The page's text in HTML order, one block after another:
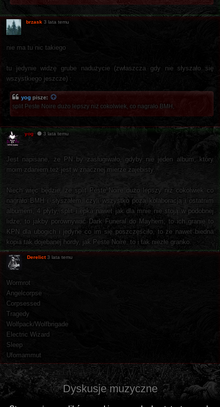
brzask 3 lata temu
nie ma tu nic takiego
tu jedynie widzę grube nadużycie (zwłaszcza gdy nie słyszało się
wszystkiego jeszcze) :
yog pisze:
split Peste Noire dużo lepszy niż cokolwiek, co nagrało BMH,
yog 3 lata temu
Jest napisane, że PN by zasługiwało, gdyby nie jeden album, który
moim zdaniem też jest w znacznej mierze zajebisty.
Niech więc będzie, że split Peste Noire dużo lepszy niż cokolwiek co
nagrało BMH i słyszałem, czyli wszystko poza kolaboracją i ostatnim
albumem, 4 płyty, split i epka nawet jak dla mnie nie stoją w podobnej
lidze, to jakby porównywać Dark Funeral do Mayhem, to ich granie to
KPN dla ubogich i jedyne co im się poszczęściło, to że nawet biedna
kopia tak dojebanej hordy, jak Peste Noire, to i tak niezłe granko.
Derelict 3 lata temu
Wormrot
Angelcorpse
Corpsessed
Tragedy
Wolfpack/Wolfbrigade
Electric Wizard
Sleep
Ufomammut
Dyskusje muzyczne